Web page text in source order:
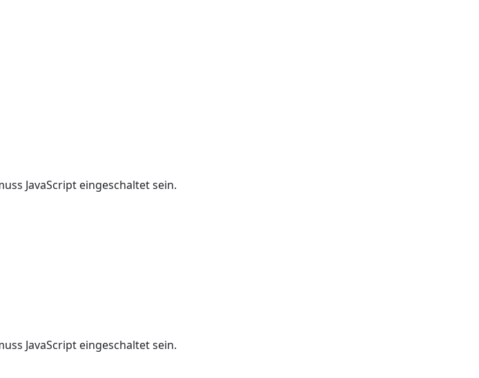
JavaScript eingeschaltet sein.
JavaScript eingeschaltet sein.